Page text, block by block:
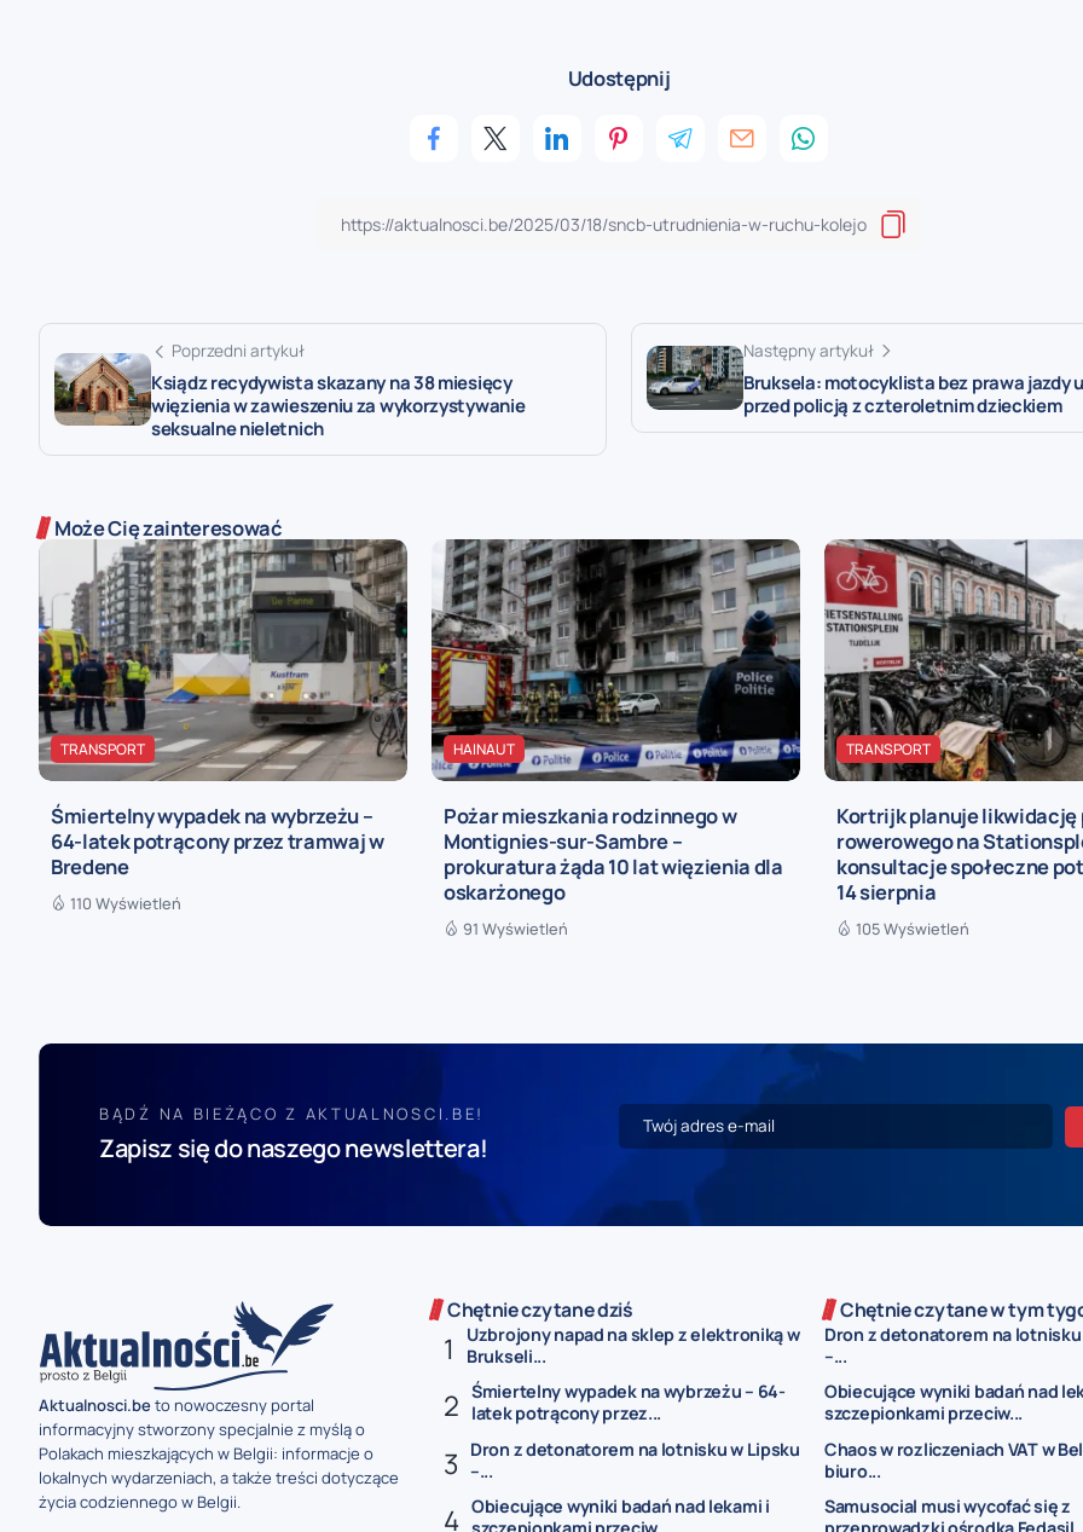
Udostępnij
Poprzedni artykuł
Ksiądz recydywista skazany na 38 miesięcy
więzienia w zawieszeniu za wykorzystywanie
seksualne nieletnich
Następny artykuł
Bruksela: motocyklista bez prawa jazdy
przed policją z czteroletnim dzieckiem
Może Cię zainteresować
TRANSPORT
Śmiertelny wypadek na wybrzeżu –
64-latek potrącony przez tramwaj w
Bredene
110 Wyświetleń
HAINAUT
Pożar mieszkania rodzinnego w
Montignies-sur-Sambre –
prokuratura żąda 10 lat więzienia dla
oskarżonego
91 Wyświetleń
TRANSPORT
Kortrijk planuje likwidację
rowerowego na
konsultacje społeczne
14 sierpnia
105 Wyświetleń
BĄDŹ NA BIEŻĄCO Z AKTUALNOSCI.BE!
Zapisz się do naszego newslettera!
Aktualnosci.beto nowoczesny portal
informacyjny stworzony specjalnie z myślą o
Polakach mieszkających w Belgii: informacje o
lokalnych wydarzeniach, a także treści dotyczące
życia codziennego w Belgii.
Chętnie czytane dziś
Uzbrojony napad na sklep z elektroniką w
Brukseli...
Śmiertelny wypadek na wybrzeżu – 64-
latek potrącony przez...
Dron z detonatorem na lotnisku w Lipsku
–...
Obiecujące wyniki badań nad lekami i
Chętnie czytane w tym
Dron z detonatorem na lotnisku
–...
Obiecujące wyniki badań nad
szczepionkami przeciw...
Chaos w rozliczeniach VAT w
biuro...
Samusocial musi wycofać się z